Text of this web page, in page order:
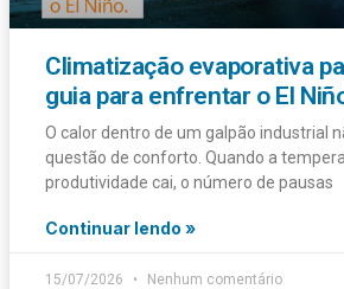
Climatização evaporativa
guia para enfrentar o El
O calor dentro de um galpão industrial
questão de conforto. Quando a
produtividade cai, o número de pausas
Continuar lendo »
15/07/2026 Nenhum comentário